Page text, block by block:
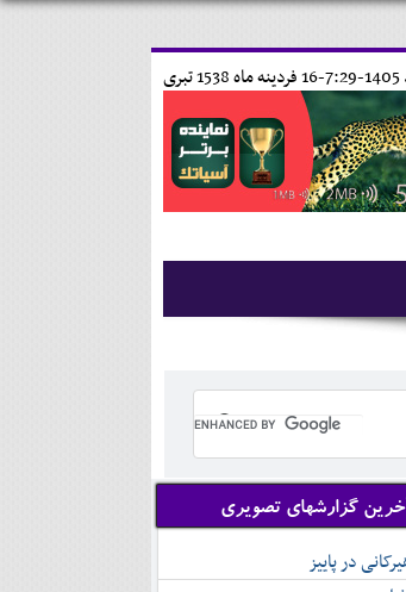
16 فردينه ماه 1538 تبری
گزارشهای تصویری
در پاییز